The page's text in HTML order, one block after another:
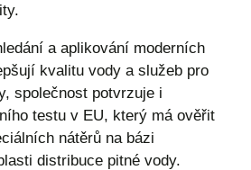
a aplikování moderních
kvalitu vody a služeb pro
společnost potvrzuje i
testu v EU, který má ověřit
nátěrů na bázi
distribuce pitné vody.